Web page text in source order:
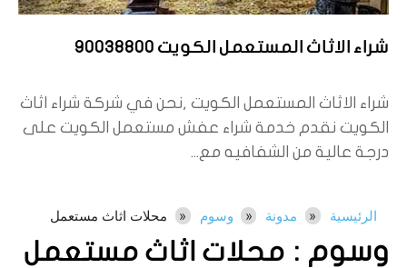
وسوم : محلات اثاث مستعمل
الرئيسية مدونة وسوم محلات اثاث مستعمل
شراء الاثاث المستعمل الكويت 90038800
شراء الاثاث المستعمل الكويت ,نحن في شركة شراء اثاث
الكويت نقدم خدمة شراء عفش مستعمل الكويت على
درجة عالية من الشفافيه مع...